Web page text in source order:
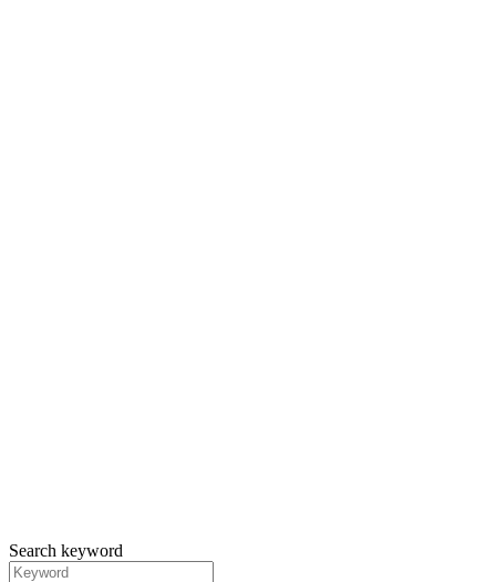
Search keyword